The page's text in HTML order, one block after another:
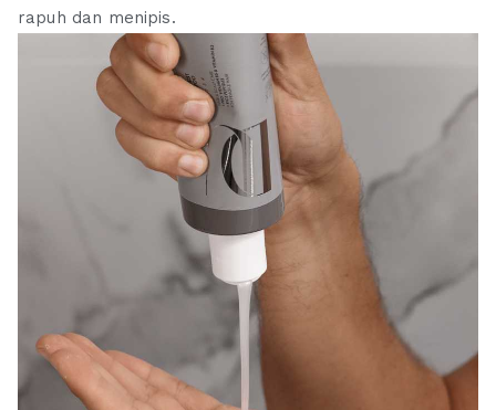
rapuh dan menipis.